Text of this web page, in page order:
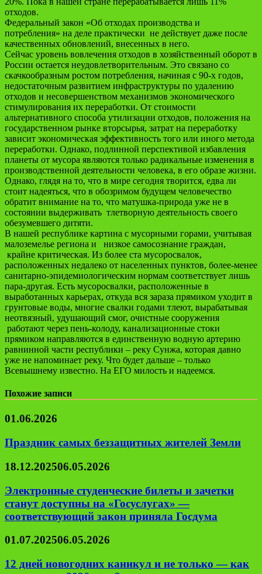
отходов.
Федеральный закон «Об отходах производства и
потребления» на деле практически не действует даже после
качественных обновлений, внесенных в него.
Сейчас уровень вовлечения отходов в хозяйственный оборот в
России остается неудовлетворительным. Это связано со
скачкообразным ростом потребления, начиная с 90-х годов,
недостаточным развитием инфраструктуры по удалению
отходов и несовершенством механизмов экономического
стимулирования их переработки. От стоимости
альтернативного способа утилизации отходов, положения на
государственном рынке вторсырья, затрат на переработку
зависит экономическая эффективность того или иного метода
переработки. Однако, подлинной перспективой избавления
планеты от мусора являются только радикальные изменения в
производственной деятельности человека, в его образе жизни.
Однако, глядя на то, что в мире сегодня творится, едва ли
стоит надеяться, что в обозримом будущем человечество
обратит внимание на то, что матушка-природа уже не в
состоянии выдерживать тлетворную деятельность своего
обезумевшего дитяти.
В нашей республике картина с мусорными горами, учитывая
малоземелье региона и низкое самосознание граждан,
крайне критическая. Из более ста мусоросвалок,
расположенных недалеко от населенных пунктов, более-менее
санитарно-эпидемиологическим нормам соответствует лишь
пара-другая. Есть мусоросвалки, расположенные в
выработанных карьерах, откуда вся зараза прямиком уходит в
грунтовые воды, многие свалки годами тлеют, вырабатывая
неотвязный, удушающий смог, очистные сооружения
работают через пень-колоду, канализационные стоки
прямиком направляются в единственную водную артерию
равнинной части республики – реку Сунжа, которая давно
уже не напоминает реку. Что будет дальше – только
Всевышнему известно. На ЕГО милость и надеемся.
Похожие записи
01.06.2026
Праздник самых беззащитных жителей Земли
18.12.202506.05.2026
Электронные студенческие билеты и зачетки
станут доступны на «Госуслугах» —
соответствующий закон приняла Госдума
01.07.202506.05.2026
12 дней новогодних каникул и не только — как